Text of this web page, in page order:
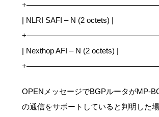
| NLRI SAFI – N (2 octets) |
| Nexthop AFI – N (2 octets) |
OPENメッセージでBGPルータがMP-
の通信をサポートしていると判明した